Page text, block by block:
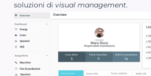
soluzioni di visual management.